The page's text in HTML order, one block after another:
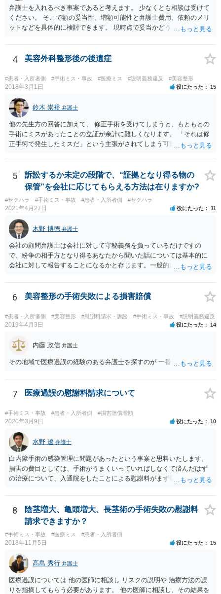
ただし，手術代の返金に応じた際に「これ以上金銭の請求はしませ
ん」という趣旨の合意をしてしまっていると， 上記の請求は，基本的
には困難となります。
弁護士を入れるべき事案であると考えます。 少なくとも相談は受けて
ください。 そこで額の妥当性、増額可能性と弁護士費用、依頼のメリ
ットなどを具体的に検討できます。 現時点で妥当かどうかを即断する
4 美容外科整形後の後遺症
#患者・入所者側 #手術ミス・事故 #医療ミス #説明義務違反 #美容整形
2018年3月1日 役にたった 15
鈴木 崇裕 弁護士
他の先生方の回答に加えて、 修正手術を受けてしまうと、もともとの
手術にミスがあったことの立証が余計に難しくなります。 「それは修
正手術で発生したミスだ」という主張がされてしまう可能性があるか
検討なさっているのであれば、修正手術を受けるまえに弁護士に相談
して対応を決めることを強くお勧めいたします。
5
訴訟するか未定の段階で、“証拠となり得る物の
保管”を会社に応じてもらえる方法は在りますか?
#セクハラ #手術ミス・事故 #患者・入所者側 #セクハラ
2021年4月27日 役にたった 11
木野 博徳 弁護士
会社の顧問弁護士は会社に対して守秘義務を負っているだけですの
で、紛争の相手方となり得るあなたから聞いた話については基本的に
会社に対して報告することになるかと存じます。一般的に弁護士かぎ
ってはあるかもしれませんが、相手方に誤解を与える可能性があり、
利益相反の問題が生じうるのでそういった要請は拒絶する場合が大半
でしょうし、とりわけ今回の状況において弁護士かぎりの話にしてほ
しいという要望を受け容れる弁護士はほとんどいないと思います。 会
社内の部署に相談した場合についても通常は会社内で情報共有が図ら
に相談した上で、事案の見通し等を示してもらい、訴訟するかどうか
を早急に決断された方が良いかと存じます。訴訟提起を選択される場
合は、通常、会社が隠蔽のため過去の記録を廃棄すること等を防ぐた
とも一般論としては会社が隠蔽工作を行う可能性があるため、慎重な
6 美容整形の手術失敗による損害賠償
#患者・入所者側 #美容整形 #慰謝料請求・訴訟 #手術ミス・事故 #説明義務違反
2019年4月3日 役にたった 14
内藤 政信 弁護士
その地域で医療過誤の経験のある弁護士を探すのが 一番近道だね。
7 医療過誤の慰謝料請求について
#手術ミス・事故 #患者・入所者側 #損害賠償増額
2020年3月9日 役にたった 10
水野 遼 弁護士
白内障手術の感染管理に問題があったという事案と思料いたします。
損害の費目としては、手術がうまくいっていればしなくて済んだはず
の治療について、入通院をしたことによる慰謝料がまず挙げられ、こ
が残った場合には、後遺症についての慰謝料や、逸失利益なども請求
の対象になってきます。 あくまでケースバイケースなので、今回の事
案に必ずしも当てはまるものとは言い切れませんが、過去の裁判例を
見ると、白内障の手術に失敗して片目の視力がほぼ失われたような事
案の場合、800万円程度の慰謝料が認められた事案もあります。 医療
事故の場合、相手が保険を使った対応になることが多いため、交渉を
円滑に進めるためには早期に弁護士委任された方がよいのではないか
と思います。
8
陰茎増大、亀頭増大、長茎術の手術失敗の慰謝料
請求できますか？
#手術ミス・事故 #医療ミス #患者・入所者側
2018年11月5日 役にたった 15
高島 秀行 弁護士
医療過誤については 他の医師に相談し リスクの説明や 治療方法の誤
りを指摘してもらう必要があります。 他の医師に相談し、その結果を